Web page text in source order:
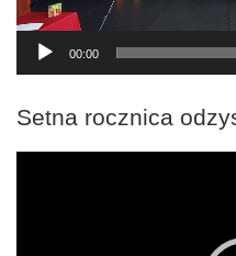
00:00
Setna rocznica